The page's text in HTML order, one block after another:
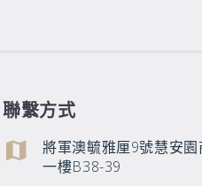
聯繫方式
將軍澳毓雅厘9號慧安園
一樓B38-39